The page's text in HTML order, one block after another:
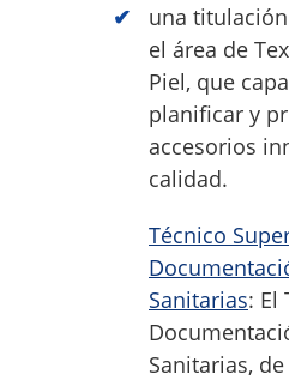
una
el área de
Piel, que
planificar y
accesorios
calidad.
Técnico
Sanitarias: El
Sanitarias,